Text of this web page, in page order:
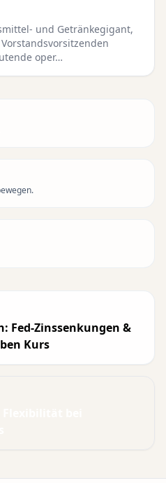
und Getränkegigant,
oper…
Fed-Zinssenkungen &
Kurs